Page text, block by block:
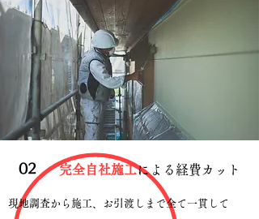
​02 完全自社施工による経費カット
現地調査から施工、お引渡しまで全て一貫して